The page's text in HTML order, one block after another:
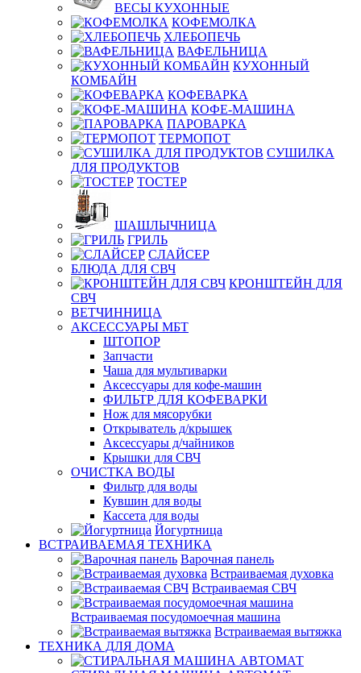
ВЕСЫ КУХОННЫЕ
КОФЕМОЛКА
ХЛЕБОПЕЧЬ
ВАФЕЛЬНИЦА
КУХОННЫЙ
КОМБАЙН
КОФЕВАРКА
КОФЕ-МАШИНА
ПАРОВАРКА
ТЕРМОПОТ
СУШИЛКА
ДЛЯ ПРОДУКТОВ
ТОСТЕР
ШАШЛЫЧНИЦА
ГРИЛЬ
СЛАЙСЕР
БЛЮДА ДЛЯ СВЧ
КРОНШТЕЙН ДЛЯ
СВЧ
ВЕТЧИННИЦА
АКСЕССУАРЫ МБТ
ШТОПОР
Запчасти
Чаша для мультиварки
Аксессуары для кофе-машин
ФИЛЬТР ДЛЯ КОФЕВАРКИ
Нож для мясорубки
Открыватель д/крышек
Аксессуары д/чайников
Крышки для СВЧ
ОЧИСТКА ВОДЫ
Фильтр для воды
Кувшин для воды
Кассета для воды
Йогуртница
ВСТРАИВАЕМАЯ ТЕХНИКА
Варочная панель
Встраиваемая духовка
Встраиваемая СВЧ
Встраиваемая посудомоечная машина
Встраиваемая вытяжка
ТЕХНИКА ДЛЯ ДОМА